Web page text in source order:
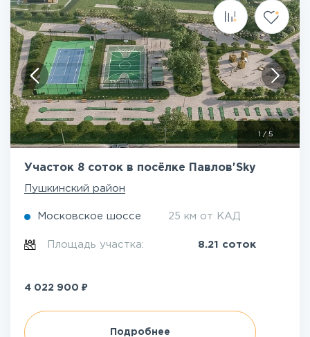
/5
Участок 8 соток в посёлке Павлов'Sky
Пушкинский район
Московское шоссе 25 км от КАД
Площадь участка: 8.21 соток
4 022 900 ₽
Подробнее